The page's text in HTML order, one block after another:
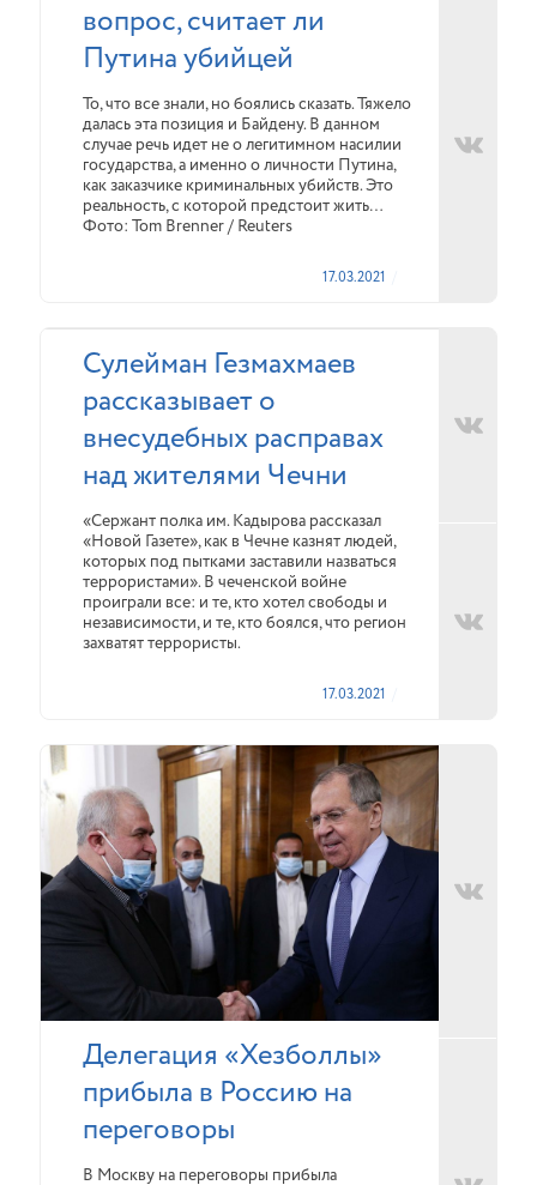
вопрос, считает ли
Путина убийцей
То, что все знали, но боялись сказать. Тяжело
далась эта позиция и Байдену. В данном
случае речь идет не о легитимном насилии
государства, а именно о личности Путина,
как заказчике криминальных убийств. Это
реальность, с которой предстоит жить…
Фото: Tom Brenner / Reuters
17.03.2021
Сулейман Гезмахмаев
рассказывает о
внесудебных расправах
над жителями Чечни
«Сержант полка им. Кадырова рассказал
«Новой Газете», как в Чечне казнят людей,
которых под пытками заставили назваться
террористами». В чеченской войне
проиграли все: и те, кто хотел свободы и
независимости, и те, кто боялся, что регион
захватят террористы.
17.03.2021
Делегация «Хезболлы»
прибыла в Россию на
переговоры
В Москву на переговоры прибыла